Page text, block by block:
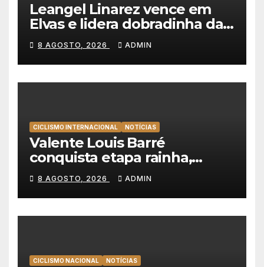
Leangel Linarez vence em
Elvas e lidera dobradinha da
Tavfer-Ovos Matinados-
Mortágua
8 AGOSTO, 2026 ADMIN
CICLISMO INTERNACIONAL NOTÍCIAS
Valente Louis Barré
conquista etapa rainha,
Christian Scaroni é o novo
líder da Volta a Polónia
8 AGOSTO, 2026 ADMIN
CICLISMO NACIONAL NOTÍCIAS